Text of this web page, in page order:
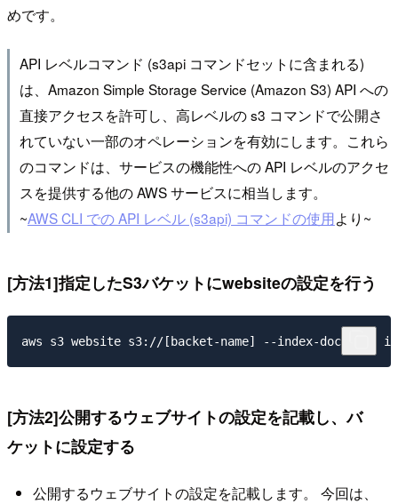
めです。
API レベルコマンド (s3api コマンドセットに含まれる)
は、Amazon Simple Storage Service (Amazon S3) API への
直接アクセスを許可し、高レベルの s3 コマンドで公開さ
れていない一部のオペレーションを有効にします。これら
のコマンドは、サービスの機能性への API レベルのアクセ
スを提供する他の AWS サービスに相当します。
~AWS CLI での API レベル (s3api) コマンドの使用より~
[方法1]指定したS3バケットにwebsiteの設定を行う
[方法2]公開するウェブサイトの設定を記載し、バ
ケットに設定する
公開するウェブサイトの設定を記載します。 今回は、